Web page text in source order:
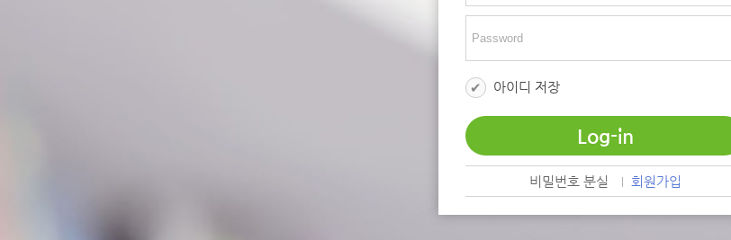
아이디 저장
Log-in
비밀번호 분실 회원가입